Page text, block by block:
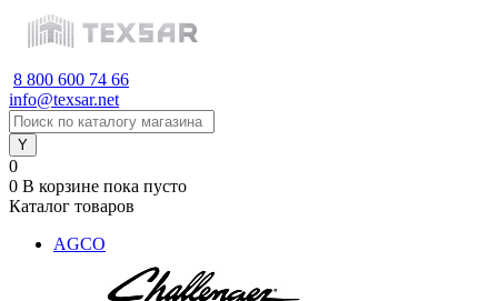
8 800 600 74 66
info@texsar.net
0
0 В корзине пока пусто
Каталог товаров
AGCO